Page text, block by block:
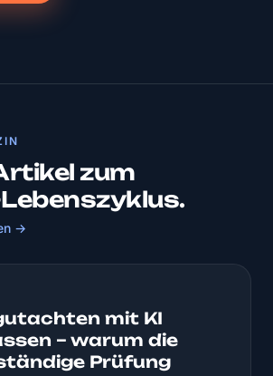
zum
→
mit KI
– warum die
Prüfung